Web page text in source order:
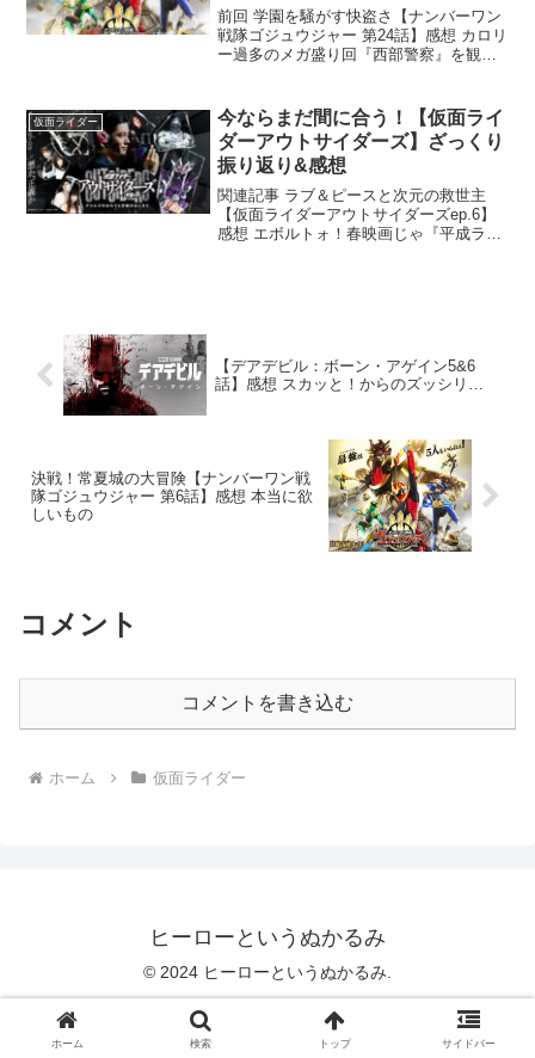
前回 学園を騒がす快盗さ【ナンバーワン
戦隊ゴジュウジャー 第24話】感想 カロリ
ー過多のメガ盛り回『西部警察』を観て
く。幸せな事だと思います。長生きしな
きゃいけない...
仮面ライダー
今ならまだ間に合う！【仮面ライ
ダーアウトサイダーズ】ざっくり
振り返り&感想
関連記事 ラブ＆ピースと次元の救世主
【仮面ライダーアウトサイダーズep.6】
感想 エボルトォ！春映画じゃ『平成ライ
【デアデビル：ボーン・アゲイン5&6
話】感想 スカッと！からのズッシリ…
決戦！常夏城の大冒険【ナンバーワン戦
隊ゴジュウジャー 第6話】感想 本当に欲
しいもの
コメント
コメントを書き込む
ホーム 仮面ライダー
ヒーローというぬかるみ
© 2024 ヒーローというぬかるみ.
ホーム 検索 トップ サイドバー